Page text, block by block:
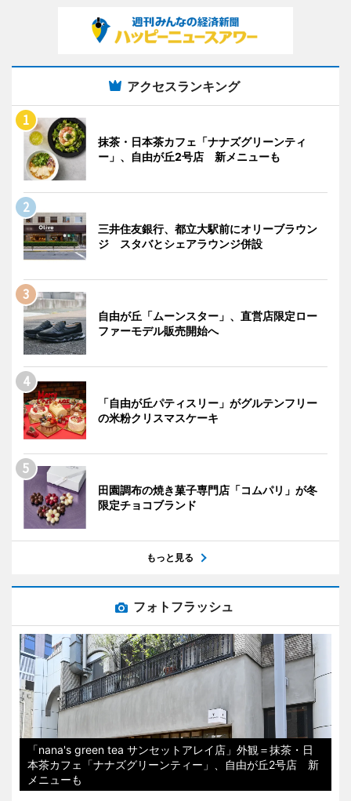
アクセスランキング
抹茶・日本茶カフェ「ナナズグリーンティ
ー」、自由が丘2号店 新メニューも
三井住友銀行、都立大駅前にオリーブラウン
ジ スタバとシェアラウンジ併設
自由が丘「ムーンスター」、直営店限定ロー
ファーモデル販売開始へ
「自由が丘パティスリー」がグルテンフリー
の米粉クリスマスケーキ
田園調布の焼き菓子専門店「コムパリ」が冬
限定チョコブランド
もっと見る
フォトフラッシュ
「nana's green tea サンセットアレイ店」外観＝抹茶・日
本茶カフェ「ナナズグリーンティー」、自由が丘2号店 新
メニューも